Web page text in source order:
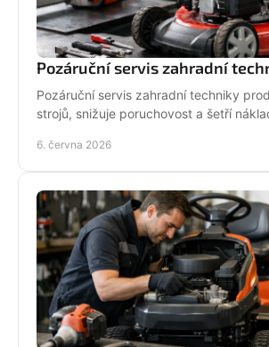
Pozáruční servis zahradní
Pozáruční servis zahradní techniky
strojů, snižuje poruchovost a šetří
6. června 2026